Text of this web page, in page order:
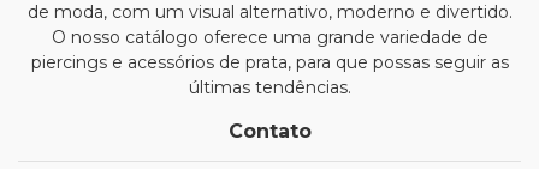
de moda, com um visual alternativo, moderno e divertido.
O nosso catálogo oferece uma grande variedade de
piercings e acessórios de prata, para que possas seguir as
últimas tendências.
Contato